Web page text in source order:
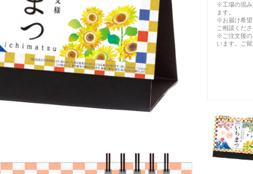
※工場の混み
ます。
※お届け希望
ご相談くださ
※ご注文後の
います。ご留